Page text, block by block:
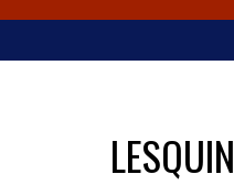
LESQUIN